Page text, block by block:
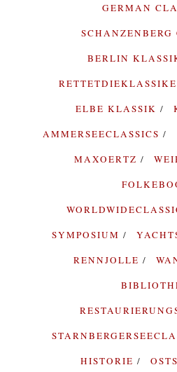
GERMAN
SCHANZENBERG
BERLIN
ELBE KLASSIK
AMMERSEECLASSICS
MAXOERTZ
SYMPOSIUM
RENNJOLLE
HISTORIE